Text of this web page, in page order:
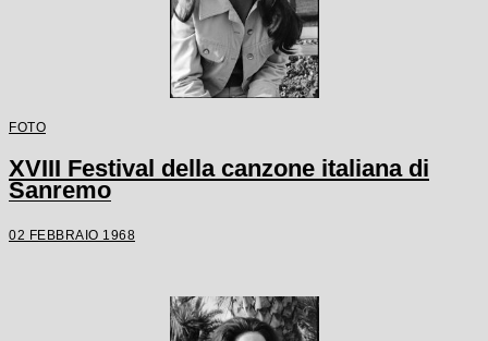
FOTO
XVIII Festival della canzone italiana di
Sanremo
02 FEBBRAIO 1968